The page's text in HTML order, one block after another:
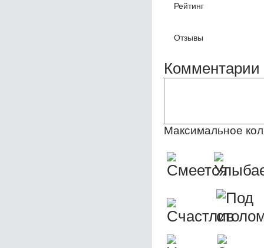
Рейтинг
Отзывы
Комментарии
Максимальное